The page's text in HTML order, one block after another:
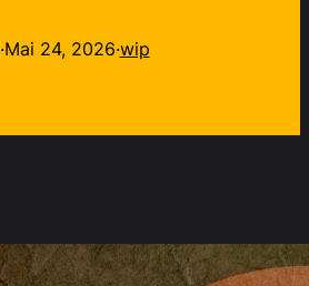
·Mai 24, 2026·wip